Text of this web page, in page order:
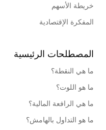
خريطة الأسهم
المفكرة الإقتصادية
المصطلحات الرئيسية
ما هي النقطة؟
ما هو اللوت؟
ما هي الرافعة المالية؟
ما هو التداول بالهامش؟